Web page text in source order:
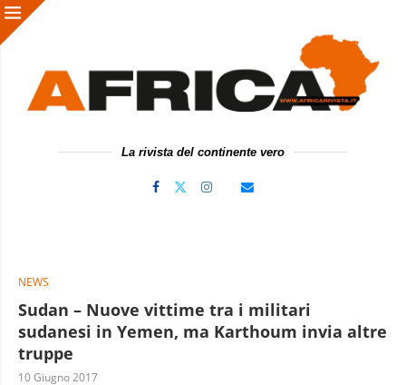
La rivista del continente vero
NEWS
Sudan – Nuove vittime tra i militari
sudanesi in Yemen, ma Karthoum invia altre
truppe
10 Giugno 2017